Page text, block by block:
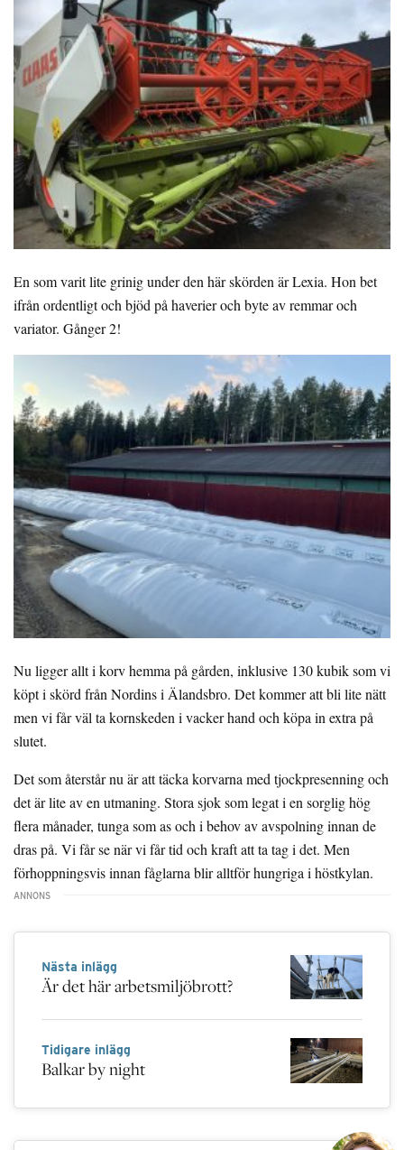
En som varit lite grinig under den här skörden är Lexia. Hon bet
ifrån ordentligt och bjöd på haverier och byte av remmar och
variator. Gånger 2!
Nu ligger allt i korv hemma på gården, inklusive 130 kubik som vi
köpt i skörd från Nordins i Älandsbro. Det kommer att bli lite nätt
men vi får väl ta kornskeden i vacker hand och köpa in extra på
slutet.
Det som återstår nu är att täcka korvarna med tjockpresenning och
det är lite av en utmaning. Stora sjok som legat i en sorglig hög
flera månader, tunga som as och i behov av avspolning innan de
dras på. Vi får se när vi får tid och kraft att ta tag i det. Men
förhoppningsvis innan fåglarna blir alltför hungriga i höstkylan.
Nästa inlägg
Är det här arbetsmiljöbrott?
Tidigare inlägg
Balkar by night